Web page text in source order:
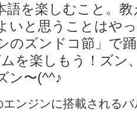
を楽しむこと。
いと思うことはや
のズンドコ節」で
ムを楽しもう！ズ
ン〜(^^♪
ンジンに搭載される